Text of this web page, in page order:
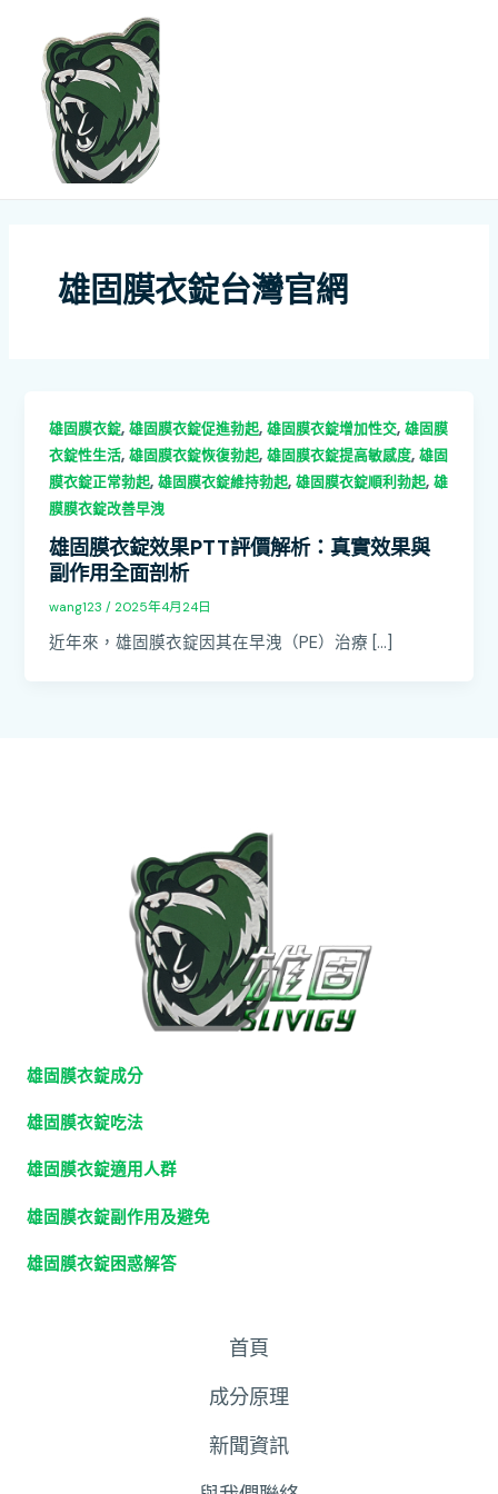
雄固膜衣錠台灣官網
雄固膜衣錠,雄固膜衣錠促進勃起,雄固膜衣錠增加性交,雄固膜
衣錠性生活,雄固膜衣錠恢復勃起,雄固膜衣錠提高敏感度,雄固
膜衣錠正常勃起,雄固膜衣錠維持勃起,雄固膜衣錠順利勃起,雄
膜膜衣錠改善早洩
雄固膜衣錠效果PTT評價解析：真實效果與
副作用全面剖析
wang123/ 2025年4月24日
近年來，雄固膜衣錠因其在早洩（PE）治療 […]
雄固膜衣錠成分
雄固膜衣錠吃法
雄固膜衣錠適用人群
雄固膜衣錠副作用及避免
雄固膜衣錠困惑解答
首頁
成分原理
新聞資訊